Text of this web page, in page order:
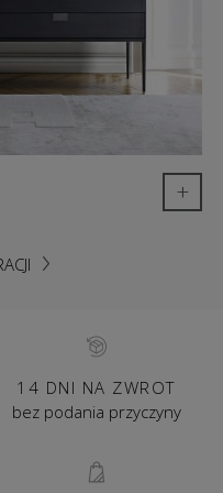
+
14 DNI NA ZWROT
bez podania przyczyny